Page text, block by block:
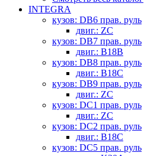
INTEGRA
кузов: DB6 прав. руль
двиг.: ZC
кузов: DB7 прав. руль
двиг.: B18B
кузов: DB8 прав. руль
двиг.: B18C
кузов: DB9 прав. руль
двиг.: ZC
кузов: DC1 прав. руль
двиг.: ZC
кузов: DC2 прав. руль
двиг.: B18C
кузов: DC5 прав. руль